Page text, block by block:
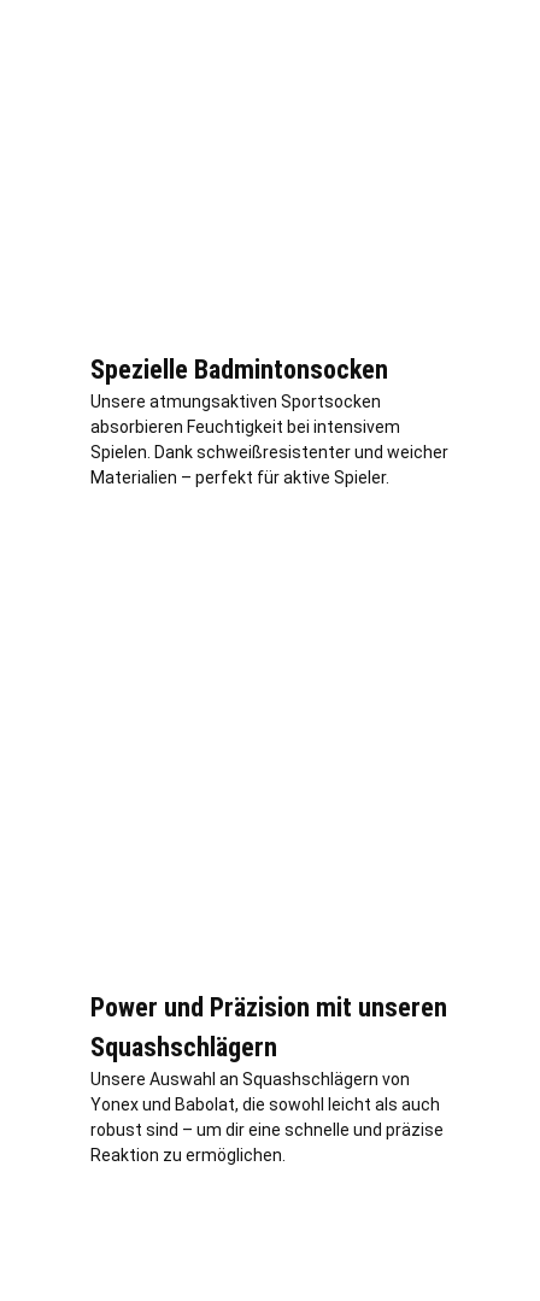
Spezielle Badmintonsocken
Unsere atmungsaktiven Sportsocken
absorbieren Feuchtigkeit bei intensivem
Spielen. Dank schweißresistenter und weicher
Materialien – perfekt für aktive Spieler.
Power und Präzision mit unseren
Squashschlägern
Unsere Auswahl an Squashschlägern von
Yonex und Babolat, die sowohl leicht als auch
robust sind – um dir eine schnelle und präzise
Reaktion zu ermöglichen.